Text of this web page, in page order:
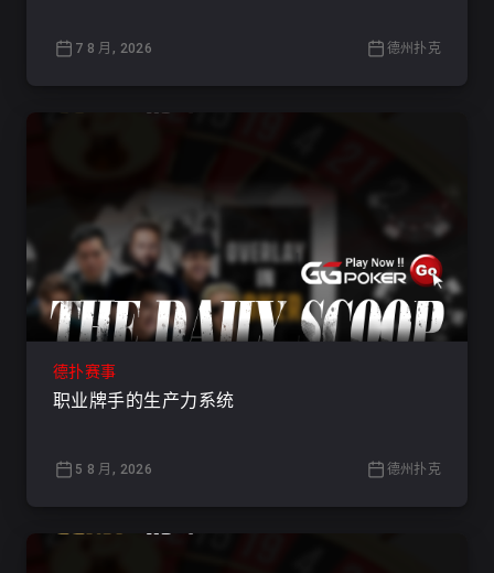
7 8 月, 2026 德州扑克
德扑赛事
职业牌手的生产力系统
5 8 月, 2026 德州扑克